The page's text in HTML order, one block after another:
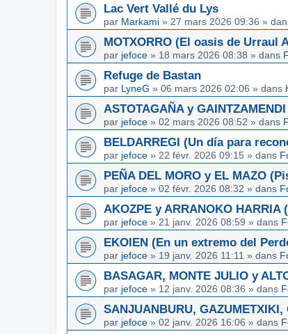
Lac Vert Vallé du Lys
par Markami » 27 mars 2026 09:36 »
MOTXORRO (El oasis de Urraul
par jefoce » 18 mars 2026 08:38 » dans
Refuge de Bastan
par LyneG » 06 mars 2026 02:06 » dans
ASTOTAGAÑA y
par jefoce » 02 mars 2026 08:52 » dans
BELDARREGI (Un día para
par jefoce » 22 févr. 2026 09:15 » dans
PEÑA DEL MORO y EL MAZO
par jefoce » 02 févr. 2026 08:32 » dans
AKOZPE y ARRANOKO
par jefoce » 21 janv. 2026 08:59 » dans
EKOIEN (En un extremo del
par jefoce » 19 janv. 2026 11:11 » dans
BASAGAR, MONTE JULIO y
par jefoce » 12 janv. 2026 08:36 » dans
SANJUANBURU,
par jefoce » 02 janv. 2026 16:06 » dans